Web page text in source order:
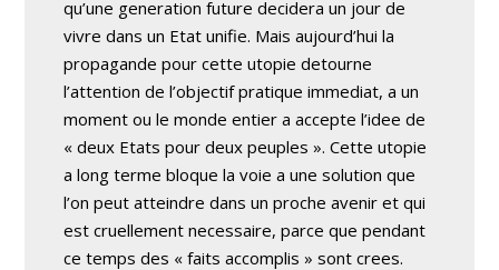
qu’une generation future decidera un jour de
vivre dans un Etat unifie. Mais aujourd’hui la
propagande pour cette utopie detourne
l’attention de l’objectif pratique immediat, a un
moment ou le monde entier a accepte l’idee de
« deux Etats pour deux peuples ». Cette utopie
a long terme bloque la voie a une solution que
l’on peut atteindre dans un proche avenir et qui
est cruellement necessaire, parce que pendant
ce temps des « faits accomplis » sont crees.